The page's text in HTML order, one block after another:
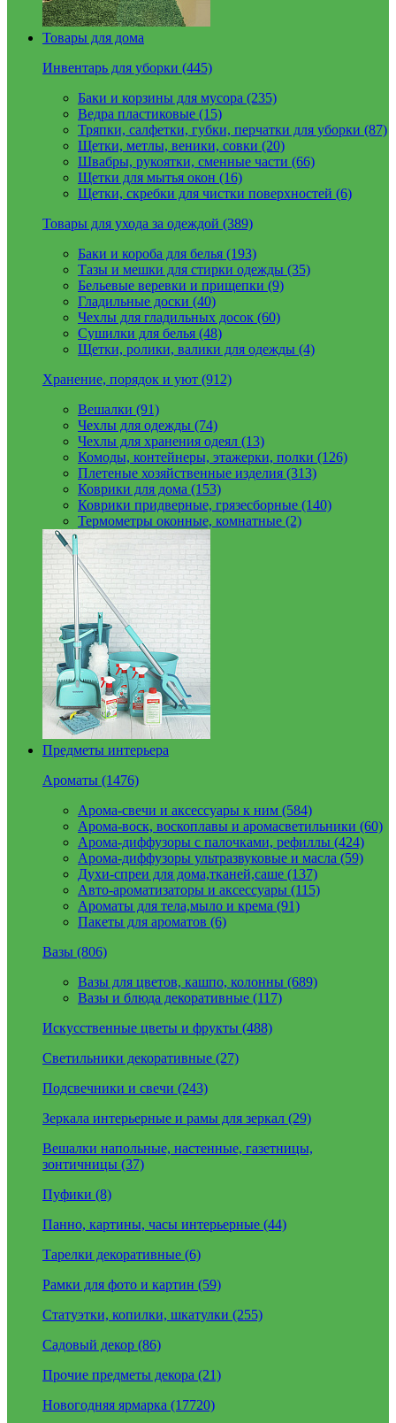
Товары для дома
Инвентарь для уборки (445)
Баки и корзины для мусора (235)
Ведра пластиковые (15)
Тряпки, салфетки, губки, перчатки для уборки (87)
Щетки, метлы, веники, совки (20)
Швабры, рукоятки, сменные части (66)
Щетки для мытья окон (16)
Щетки, скребки для чистки поверхностей (6)
Товары для ухода за одеждой (389)
Баки и короба для белья (193)
Тазы и мешки для стирки одежды (35)
Бельевые веревки и прищепки (9)
Гладильные доски (40)
Чехлы для гладильных досок (60)
Сушилки для белья (48)
Щетки, ролики, валики для одежды (4)
Хранение, порядок и уют (912)
Вешалки (91)
Чехлы для одежды (74)
Чехлы для хранения одеял (13)
Комоды, контейнеры, этажерки, полки (126)
Плетеные хозяйственные изделия (313)
Коврики для дома (153)
Коврики придверные, грязесборные (140)
Термометры оконные, комнатные (2)
Предметы интерьера
Ароматы (1476)
Арома-свечи и аксессуары к ним (584)
Арома-воск, воскоплавы и аромасветильники (60)
Арома-диффузоры с палочками, рефиллы (424)
Арома-диффузоры ультразвуковые и масла (59)
Духи-спреи для дома,тканей,саше (137)
Авто-ароматизаторы и аксессуары (115)
Ароматы для тела,мыло и крема (91)
Пакеты для ароматов (6)
Вазы (806)
Вазы для цветов, кашпо, колонны (689)
Вазы и блюда декоративные (117)
Искусственные цветы и фрукты (488)
Светильники декоративные (27)
Подсвечники и свечи (243)
Зеркала интерьерные и рамы для зеркал (29)
Вешалки напольные, настенные, газетницы,
зонтичницы (37)
Пуфики (8)
Панно, картины, часы интерьерные (44)
Тарелки декоративные (6)
Рамки для фото и картин (59)
Статуэтки, копилки, шкатулки (255)
Садовый декор (86)
Прочие предметы декора (21)
Новогодняя ярмарка (17720)